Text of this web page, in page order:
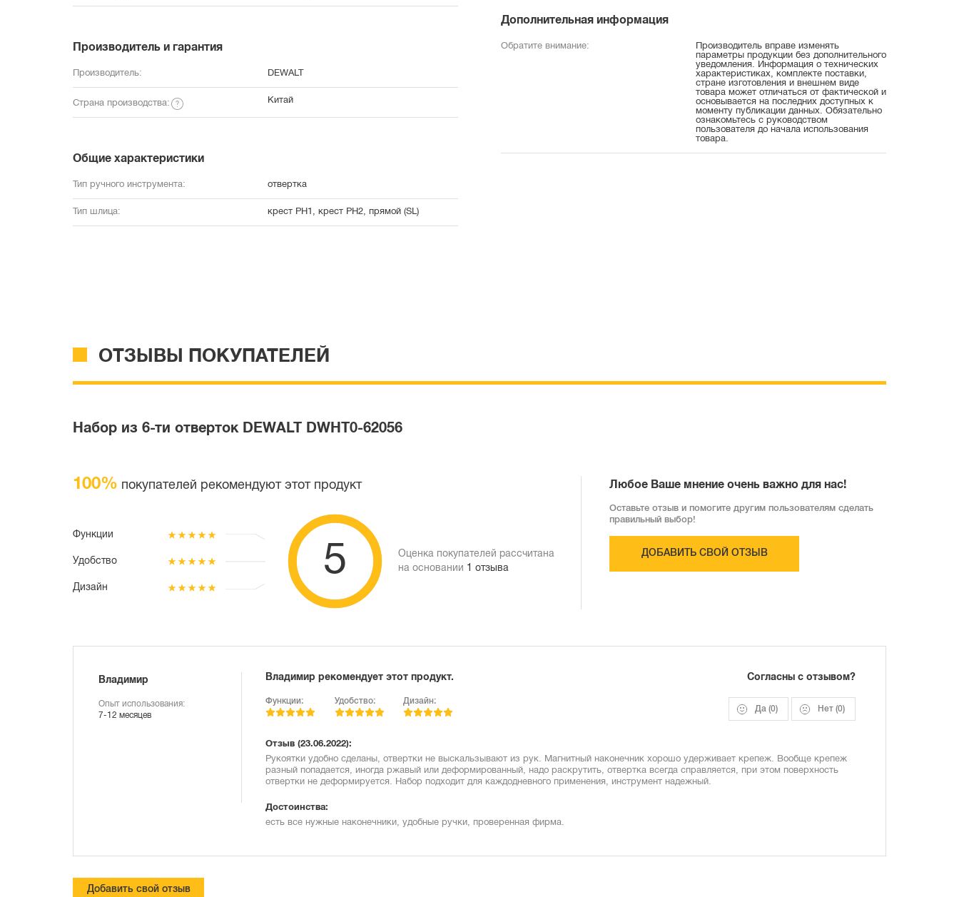
Производитель и гарантия
Производитель: DEWALT
Страна производства: Китай
Общие характеристики
Тип ручного инструмента: отвертка
Тип шлица: крест PH1, крест PH2, прямой (SL)
Дополнительная информация
Обратите внимание:
Производитель вправе изменять
параметры продукции без дополнительного
уведомления. Информация о технических
характеристиках, комплекте поставки,
стране изготовления и внешнем виде
товара может отличаться от фактической и
основывается на последних доступных к
моменту публикации данных. Обязательно
ознакомьтесь с руководством
пользователя до начала использования
товара.
ОТЗЫВЫ ПОКУПАТЕЛЕЙ
Набор из 6-ти отверток DEWALT DWHT0-62056
100% покупателей рекомендуют этот продукт
Функции
Удобство
Дизайн
5
Оценка покупателей рассчитана
на основании 1 отзыва
Любое Ваше мнение очень важно для нас!
Оставьте отзыв и помогите другим пользователям сделать
правильный выбор!
ДОБАВИТЬ СВОЙ ОТЗЫВ
Владимир
Опыт использования:
7-12 месяцев
Владимир рекомендует этот продукт.
Функции: Удобство: Дизайн:
Согласны с отзывом?
Да (0) Нет (0)
Отзыв (23.06.2022):
Рукоятки удобно сделаны, отвертки не выскальзывают из рук. Магнитный наконечник хорошо удерживает крепеж. Вообще крепеж
разный попадается, иногда ржавый или деформированный, надо раскрутить, отвертка всегда справляется, при этом поверхность
отвертки не деформируется. Набор подходит для каждодневного применения, инструмент надежный.
Достоинства:
есть все нужные наконечники, удобные ручки, проверенная фирма.
Добавить свой отзыв